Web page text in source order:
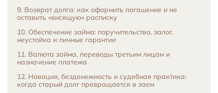
9. Возврат долга: как оформить погашение и не
оставить «висящую» расписку
10. Обеспечение займа: поручительство, залог,
неустойка и личные гарантии
11. Валюта займа, переводы третьим лицам и
назначение платежа
12. Новация, безденежность и судебная практика:
когда старый долг превращается в заем